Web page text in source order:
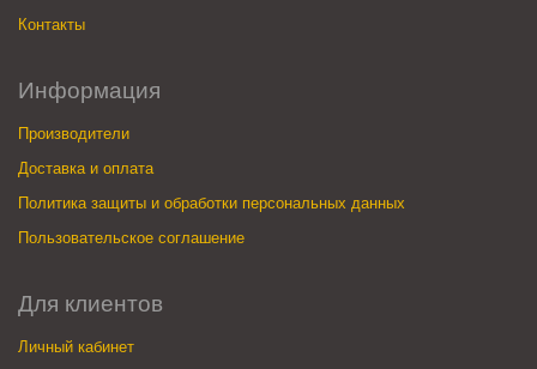
Контакты
Информация
Производители
Доставка и оплата
Политика защиты и обработки персональных данных
Пользовательское соглашение
Для клиентов
Личный кабинет